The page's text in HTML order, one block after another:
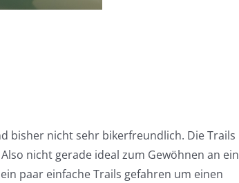
bisher nicht sehr bikerfreundlich. Die Trails
nicht gerade ideal zum Gewöhnen an ein
paar einfache Trails gefahren um einen